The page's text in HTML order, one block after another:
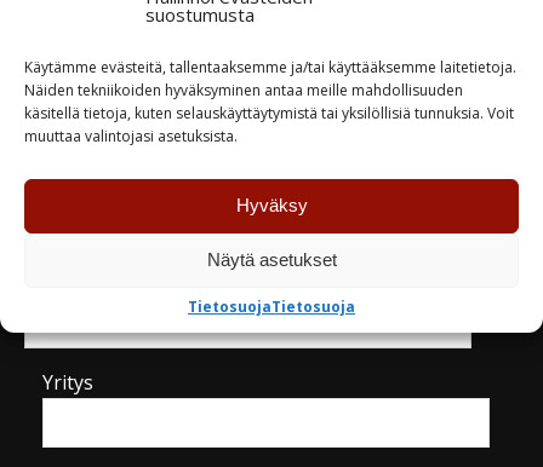
suostumusta
Käytämme evästeitä, tallentaaksemme ja/tai käyttääksemme laitetietoja.
Näiden tekniikoiden hyväksyminen antaa meille mahdollisuuden
käsitellä tietoja, kuten selauskäyttäytymistä tai yksilöllisiä tunnuksia. Voit
muuttaa valintojasi asetuksista.
Hyväksy
Näytä asetukset
TietosuojaTietosuoja
TUTUSTU
Kysy tuotteesta / ota yhteyttä
Yritys